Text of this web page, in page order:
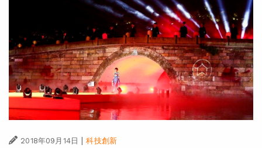
2018年09月14日 | 科技創新